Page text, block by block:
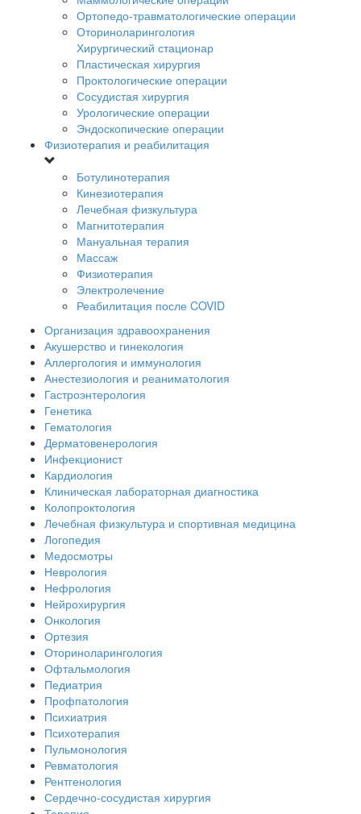
Ортопедо-травматологические операции
Оториноларингология
Хирургический стационар
Пластическая хирургия
Проктологические операции
Сосудистая хирургия
Урологические операции
Эндоскопические операции
Физиотерапия и реабилитация
Ботулинотерапия
Кинезиотерапия
Лечебная физкультура
Магнитотерапия
Мануальная терапия
Массаж
Физиотерапия
Электролечение
Реабилитация после COVID
Организация здравоохранения
Акушерство и гинекология
Аллергология и иммунология
Анестезиология и реаниматология
Гастроэнтерология
Генетика
Гематология
Дерматовенерология
Инфекционист
Кардиология
Клиническая лабораторная диагностика
Колопроктология
Лечебная физкультура и спортивная медицина
Логопедия
Медосмотры
Неврология
Нефрология
Нейрохирургия
Онкология
Ортезия
Оториноларингология
Офтальмология
Педиатрия
Профпатология
Психиатрия
Психотерапия
Пульмонология
Ревматология
Рентгенология
Сердечно-сосудистая хирургия